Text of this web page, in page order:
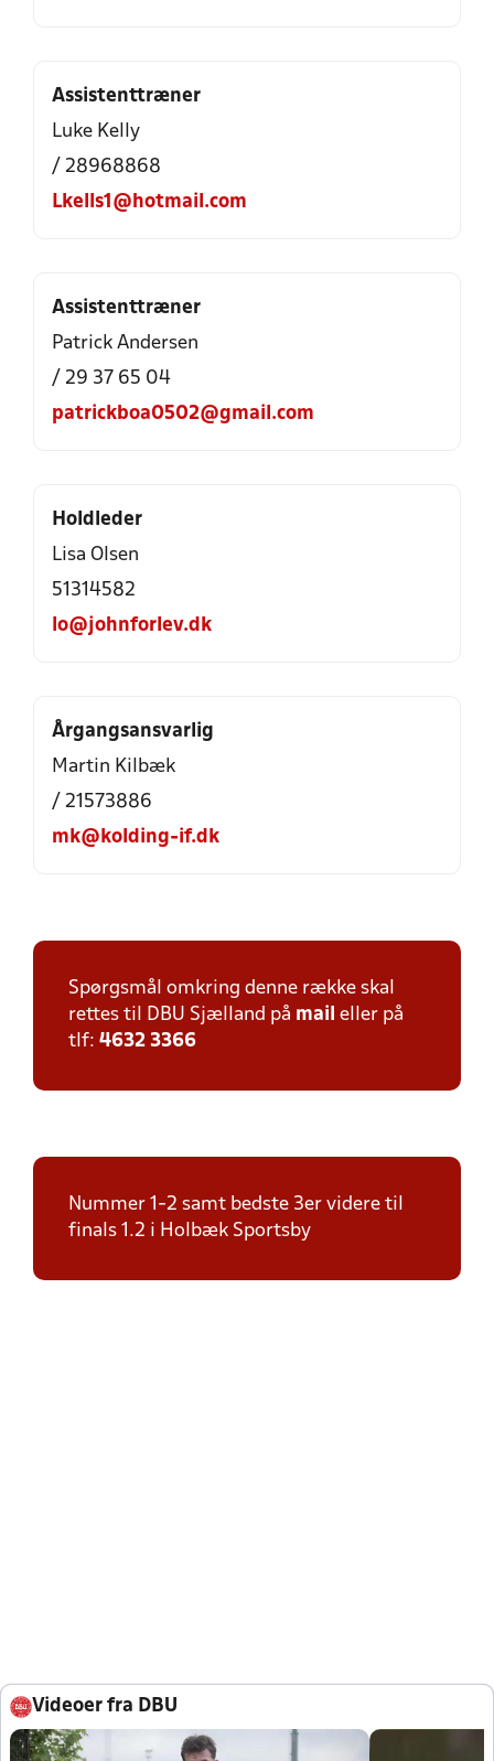
Assistenttræner
Luke Kelly
/ 28968868
Lkells1@hotmail.com
Assistenttræner
Patrick Andersen
/ 29 37 65 04
patrickboa0502@gmail.com
Holdleder
Lisa Olsen
51314582
lo@johnforlev.dk
Årgangsansvarlig
Martin Kilbæk
/ 21573886
mk@kolding-if.dk
Spørgsmål omkring denne række skal
rettes til DBU Sjælland på mail eller på
tlf: 4632 3366
Nummer 1-2 samt bedste 3er videre til
finals 1.2 i Holbæk Sportsby
Videoer fra DBU